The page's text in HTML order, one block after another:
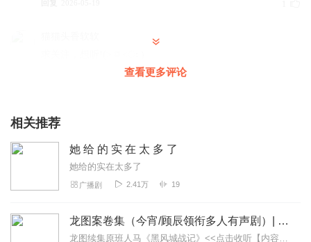
回复
求关注谢谢老师求关注
2025-10-04
2025-09-28
查看更多评论
相关推荐
她 给 的 实 在 太 多 了
她给的实在太多了
广播剧 2.41万 19
龙图案卷集（今宵/顾辰领衔多人有声剧）| 探案
龙图续集原班人马《黑风城战记》<<点击收听【内容简介】《龙图案卷集》是由耳雅根据古典名著《三侠五义》（又叫七五）改编所写的网络小说，主要讲述的是鼠（白玉堂）...